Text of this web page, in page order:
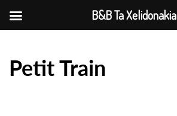
Petit Train
B&B Ta Xelidonakia